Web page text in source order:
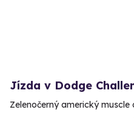
Jízda v Dodge
Zelenočerný americký